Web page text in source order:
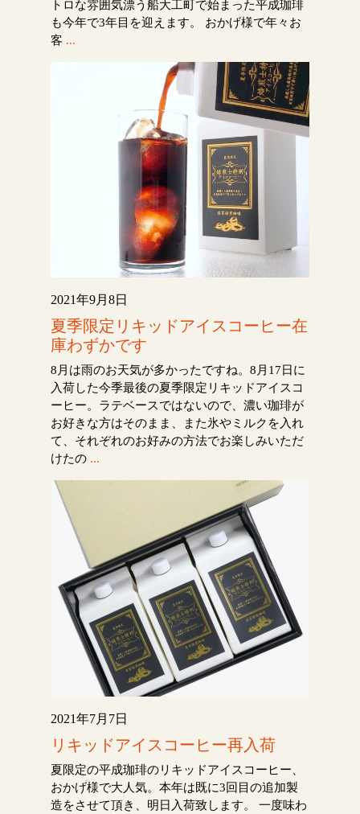
トロな雰囲気漂う船大工町で始まった平成珈琲
も今年で3年目を迎えます。 おかげ様で年々お
客 ...
2021年9月8日
夏季限定リキッドアイスコーヒー在
庫わずかです
8月は雨のお天気が多かったですね。8月17日に
入荷した今季最後の夏季限定リキッドアイスコ
ーヒー。ラテベースではないので、濃い珈琲が
お好きな方はそのまま、また氷やミルクを入れ
て、それぞれのお好みの方法でお楽しみいただ
けたの ...
2021年7月7日
リキッドアイスコーヒー再入荷
夏限定の平成珈琲のリキッドアイスコーヒー、
おかげ様で大人気。本年は既に3回目の追加製
造をさせて頂き、明日入荷致します。 一度味わ